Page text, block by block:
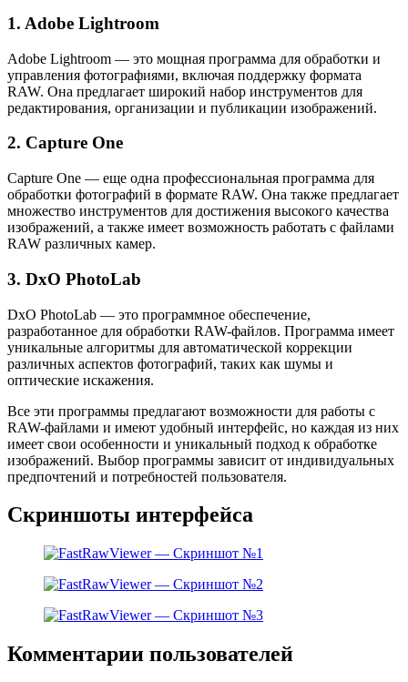
1. Adobe Lightroom
Adobe Lightroom — это мощная программа для обработки и
управления фотографиями, включая поддержку формата
RAW. Она предлагает широкий набор инструментов для
редактирования, организации и публикации изображений.
2. Capture One
Capture One — еще одна профессиональная программа для
обработки фотографий в формате RAW. Она также предлагает
множество инструментов для достижения высокого качества
изображений, а также имеет возможность работать с файлами
RAW различных камер.
3. DxO PhotoLab
DxO PhotoLab — это программное обеспечение,
разработанное для обработки RAW-файлов. Программа имеет
уникальные алгоритмы для автоматической коррекции
различных аспектов фотографий, таких как шумы и
оптические искажения.
Все эти программы предлагают возможности для работы с
RAW-файлами и имеют удобный интерфейс, но каждая из них
имеет свои особенности и уникальный подход к обработке
изображений. Выбор программы зависит от индивидуальных
предпочтений и потребностей пользователя.
Скриншоты интерфейса
Комментарии пользователей